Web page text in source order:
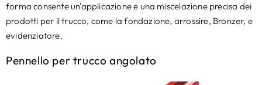
forma consente un'applicazione e una miscelazione precisa dei
prodotti per il trucco, come la fondazione, arrossire, Bronzer, e
evidenziatore.
Pennello per trucco angolato